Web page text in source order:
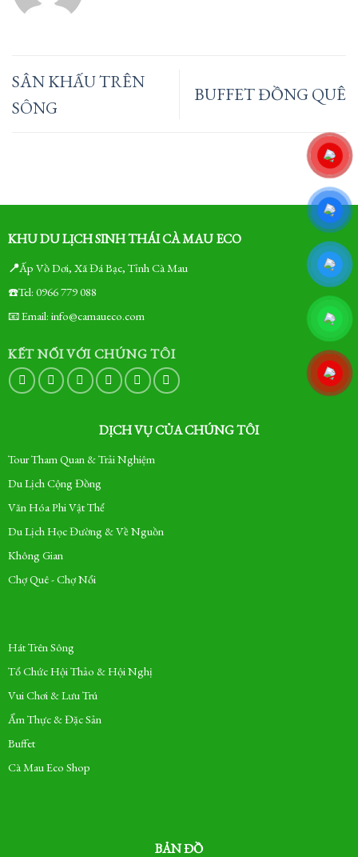
SÂN KHẤU TRÊN
SÔNG
BUFFET ĐỒNG QUÊ
KHU DU LỊCH SINH THÁI CÀ MAU ECO
📍Ấp Vồ Dơi, Xã Đá Bạc, Tỉnh Cà Mau
☎️Tel: 0966 779 088
📧 Email: info@camaueco.com
KẾT NỐI VỚI CHÚNG TÔI
DỊCH VỤ CỦA CHÚNG TÔI
Tour Tham Quan & Trải Nghiệm
Du Lịch Cộng Đồng
Văn Hóa Phi Vật Thể
Du Lịch Học Đường & Về Nguồn
Không Gian
Chợ Quê - Chợ Nổi
Hát Trên Sông
Tổ Chức Hội Thảo & Hội Nghị
Vui Chơi & Lưu Trú
Ẩm Thực & Đặc Sản
Buffet
Cà Mau Eco Shop
BẢN ĐỒ